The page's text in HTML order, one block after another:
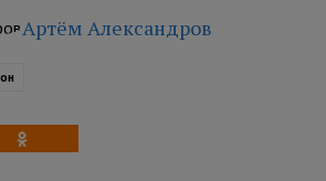
Артём Александров